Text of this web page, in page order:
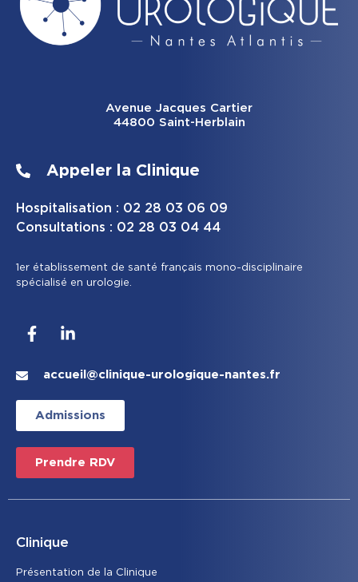
Avenue Jacques Cartier
44800 Saint-Herblain
Appeler la Clinique
Hospitalisation : 02 28 03 06 09
Consultations : 02 28 03 04 44
1er établissement de santé français mono-disciplinaire
spécialisé en urologie.
accueil@clinique-urologique-nantes.fr
Admissions
Prendre RDV
Clinique
Présentation de la Clinique